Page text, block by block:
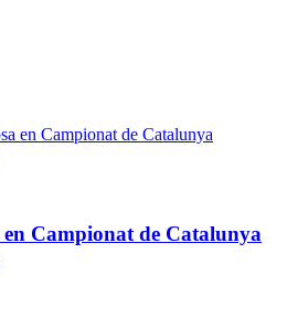
Campionat de Catalunya